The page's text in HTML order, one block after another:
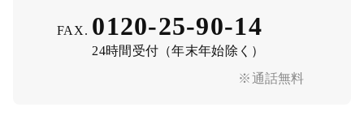
※通話無料
FAX. 0120-25-90-14
24時間受付（年末年始除く）